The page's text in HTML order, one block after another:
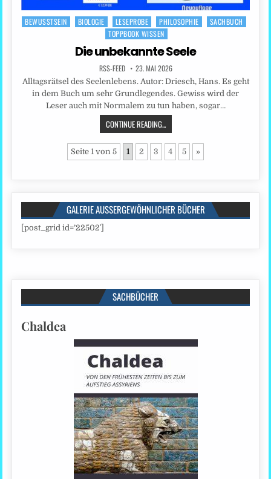
Posted
BEWUSSTSEIN BIOLOGIE LESEPROBE PHILOSOPHIE
SACHBUCH
TOPPBOOK WISSEN
Die unbekannte Seele
RSS-FEED 23. MAI 2026
Alltagsrätsel des Seelenlebens. Autor: Driesch, Hans. Es geht
in dem Buch um sehr Grundlegendes. Gewiss wird der
Leser auch mit Normalem zu tun haben, sogar…
CONTINUE READING...
Seite 1 von 5 1 2 3 4 5 »
GALERIE AUSSERGEWÖHNLICHER BÜCHER
[post_grid id=’22502′]
SACHBÜCHER
Chaldea